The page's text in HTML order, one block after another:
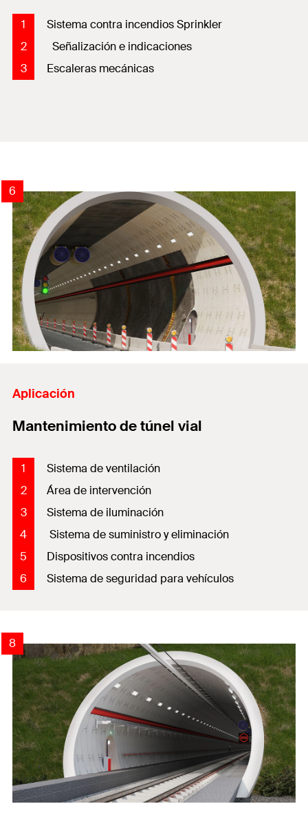
1
Sistema contra incendios Sprinkler
2
Señalización e indicaciones
3
Escaleras mecánicas
1
2
3
4
5
6
Aplicación
Mantenimiento de túnel vial
1
Sistema de ventilación
2
Área de intervención
3
Sistema de iluminación
4
Sistema de suministro y eliminación
5
Dispositivos contra incendios
6
Sistema de seguridad para vehículos
1
2
3
4
5
6
7
8